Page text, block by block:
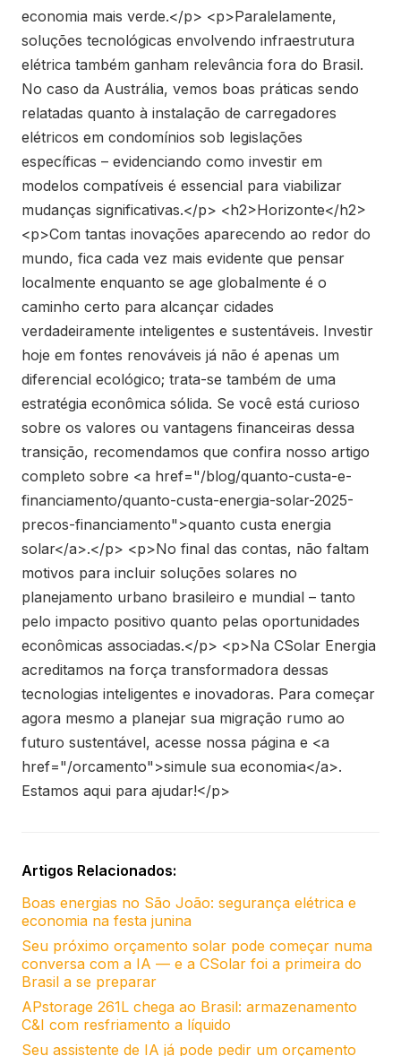
economia mais verde.</p> <p>Paralelamente,
soluções tecnológicas envolvendo infraestrutura
elétrica também ganham relevância fora do Brasil.
No caso da Austrália, vemos boas práticas sendo
relatadas quanto à instalação de carregadores
elétricos em condomínios sob legislações
específicas – evidenciando como investir em
modelos compatíveis é essencial para viabilizar
mudanças significativas.</p> <h2>Horizonte</h2>
<p>Com tantas inovações aparecendo ao redor do
mundo, fica cada vez mais evidente que pensar
localmente enquanto se age globalmente é o
caminho certo para alcançar cidades
verdadeiramente inteligentes e sustentáveis. Investir
hoje em fontes renováveis já não é apenas um
diferencial ecológico; trata-se também de uma
estratégia econômica sólida. Se você está curioso
sobre os valores ou vantagens financeiras dessa
transição, recomendamos que confira nosso artigo
completo sobre <a href="/blog/quanto-custa-e-
financiamento/quanto-custa-energia-solar-2025-
precos-financiamento">quanto custa energia
solar</a>.</p> <p>No final das contas, não faltam
motivos para incluir soluções solares no
planejamento urbano brasileiro e mundial – tanto
pelo impacto positivo quanto pelas oportunidades
econômicas associadas.</p> <p>Na CSolar Energia
acreditamos na força transformadora dessas
tecnologias inteligentes e inovadoras. Para começar
agora mesmo a planejar sua migração rumo ao
futuro sustentável, acesse nossa página e <a
href="/orcamento">simule sua economia</a>.
Estamos aqui para ajudar!</p>
Artigos Relacionados:
Boas energias no São João: segurança elétrica e
economia na festa junina
Seu próximo orçamento solar pode começar numa
conversa com a IA — e a CSolar foi a primeira do
Brasil a se preparar
APstorage 261L chega ao Brasil: armazenamento
C&I com resfriamento a líquido
Seu assistente de IA já pode pedir um orçamento